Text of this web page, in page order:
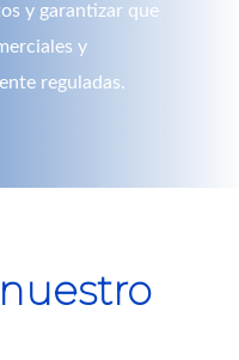
y garantizar que
y
reguladas.